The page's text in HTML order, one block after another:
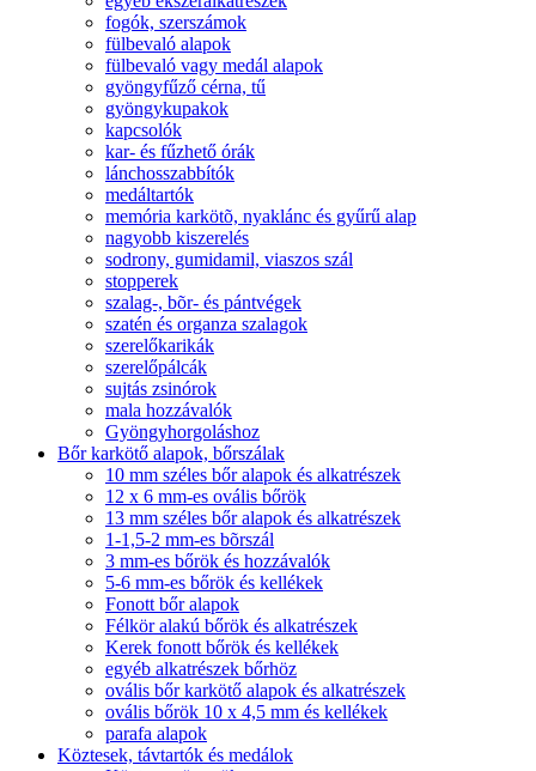
fogók, szerszámok
fülbevaló alapok
fülbevaló vagy medál alapok
gyöngyfűző cérna, tű
gyöngykupakok
kapcsolók
kar- és fűzhető órák
lánchosszabbítók
medáltartók
memória karkötõ, nyaklánc és gyűrű alap
nagyobb kiszerelés
sodrony, gumidamil, viaszos szál
stopperek
szalag-, bõr- és pántvégek
szatén és organza szalagok
szerelőkarikák
szerelőpálcák
sujtás zsinórok
mala hozzávalók
Gyöngyhorgoláshoz
Bőr karkötő alapok, bőrszálak
10 mm széles bőr alapok és alkatrészek
12 x 6 mm-es ovális bőrök
13 mm széles bőr alapok és alkatrészek
1-1,5-2 mm-es bõrszál
3 mm-es bőrök és hozzávalók
5-6 mm-es bőrök és kellékek
Fonott bőr alapok
Félkör alakú bőrök és alkatrészek
Kerek fonott bőrök és kellékek
egyéb alkatrészek bőrhöz
ovális bőr karkötő alapok és alkatrészek
ovális bőrök 10 x 4,5 mm és kellékek
parafa alapok
Köztesek, távtartók és medálok